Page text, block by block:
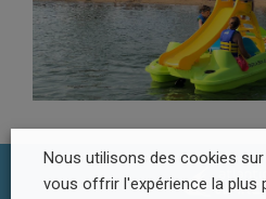
Nous utilisons des cookies
vous offrir l'expérience la plus